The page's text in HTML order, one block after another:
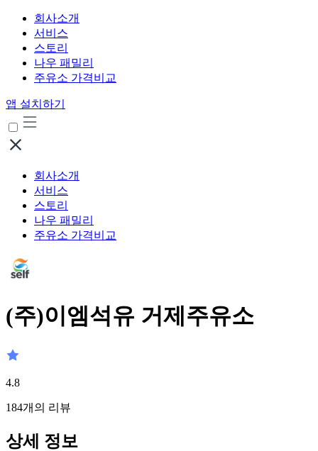
회사소개
서비스
스토리
나우 패밀리
주유소 가격비교
앱 설치하기
회사소개
서비스
스토리
나우 패밀리
주유소 가격비교
(주)이엠석유 거제주유소
4.8
184개의 리뷰
상세 정보